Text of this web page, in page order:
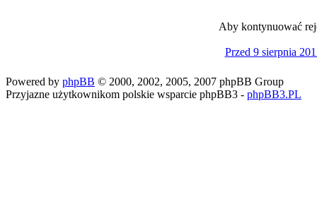
Aby kontynuować
Przed 9 sierpnia
Powered by phpBB © 2000, 2002, 2005, 2007 phpBB Group
Przyjazne użytkownikom polskie wsparcie phpBB3 - phpBB3.PL